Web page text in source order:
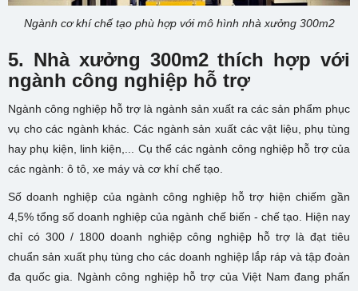
Ngành cơ khí chế tạo phù hợp với mô hình nhà xưởng 300m2
5. Nhà xưởng 300m2 thích hợp với
ngành công nghiệp hỗ trợ
Ngành công nghiệp hỗ trợ là ngành sản xuất ra các sản phẩm phục
vụ cho các ngành khác. Các ngành sản xuất các vật liệu, phụ tùng
hay phụ kiện, linh kiện,... Cụ thể các ngành công nghiệp hỗ trợ của
các ngành: ô tô, xe máy và cơ khí chế tạo.
Số doanh nghiệp của ngành công nghiệp hỗ trợ hiện chiếm gần
4,5% tổng số doanh nghiệp của ngành chế biến - chế tạo. Hiện nay
chỉ có 300 / 1800 doanh nghiệp công nghiệp hỗ trợ là đạt tiêu
chuẩn sản xuất phụ tùng cho các doanh nghiệp lắp ráp và tập đoàn
đa quốc gia. Ngành công nghiệp hỗ trợ của Việt Nam đang phấn